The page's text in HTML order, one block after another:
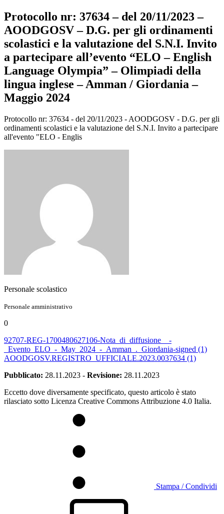
Protocollo nr: 37634 – del 20/11/2023 –
AOODGOSV – D.G. per gli ordinamenti
scolastici e la valutazione del S.N.I. Invito
a partecipare all’evento “ELO – English
Language Olympia” – Olimpiadi della
lingua inglese – Amman / Giordania –
Maggio 2024
Protocollo nr: 37634 - del 20/11/2023 - AOODGOSV - D.G. per gli
ordinamenti scolastici e la valutazione del S.N.I. Invito a partecipare
all'evento "ELO - Englis
Personale scolastico
Personale amministrativo
0
92707-REG-1700480627106-Nota_di_diffusione__-
_Evento_ELO_-_May_2024_-_Amman_._Giordania-signed (1)
AOODGOSV.REGISTRO_UFFICIALE.2023.0037634 (1)
Pubblicato: 28.11.2023 - Revisione: 28.11.2023
Eccetto dove diversamente specificato, questo articolo è stato
rilasciato sotto Licenza Creative Commons Attribuzione 4.0 Italia.
Stampa / Condividi